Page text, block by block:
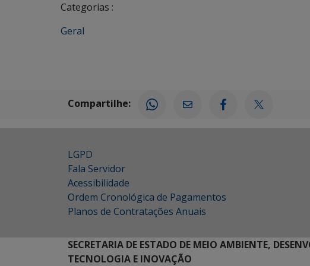
Categorias :
Geral
Compartilhe:
LGPD
Fala Servidor
Acessibilidade
Ordem Cronológica de Pagamentos
Planos de Contratações Anuais
SECRETARIA DE ESTADO DE MEIO AMBIENTE,
TECNOLOGIA E INOVAÇÃO